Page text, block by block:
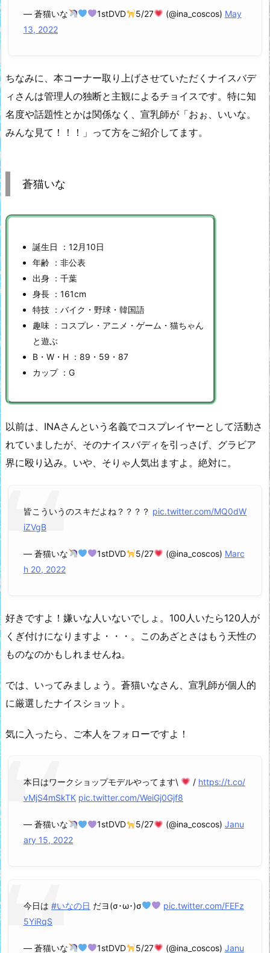
— 蒼猫いな 1stDVD 5/27 (@ina_coscos) May
13, 2022
ちなみに、本コーナー取り上げさせていただくナイスバデ
ィさんは管理人の独断と主観によるチョイスです。特に知
名度や話題性とかは関係なく、宣乳師が「おぉ、いいな。
みんな見て！！！」って方をご紹介してます。
蒼猫いな
誕生日 ：12月10日
年齢 ：非公表
出身 ：千葉
身長 ：161cm
特技 ：バイク・野球・韓国語
趣味 ：コスプレ・アニメ・ゲーム・猫ちゃん
と遊ぶ
B・W・H ：89・59・87
カップ ：G
以前は、INAさんという名義でコスプレイヤーとして活動さ
れていましたが、そのナイスバディを引っさげ、グラビア
界に殴り込み。いや、そりゃ人気出ますよ。絶対に。
皆こういうのスキだよね？？？？ pic.twitter.com/MQ0dW
iZVgB
— 蒼猫いな 1stDVD 5/27 (@ina_coscos) Marc
h 20, 2022
好きですよ！嫌いな人いないでしょ。100人いたら120人が
くぎ付けになりますよ・・・。このあざとさはもう天性の
ものなのかもしれませんね。
では、いってみましょう。蒼猫いなさん、宣乳師が個人的
に厳選したナイスショット。
気に入ったら、ご本人をフォローですよ！
本日はワークショップモデルやってます\ / https://t.co/
vMjS4mSkTK pic.twitter.com/WeiGj0Gjf8
— 蒼猫いな 1stDVD 5/27 (@ina_coscos) Janu
ary 15, 2022
今日は #いなの日 だヨ(σ･ω･)σ
pic.twitter.com/FEFz
5YiRqS
— 蒼猫いな 1stDVD 5/27 (@ina_coscos) Janu